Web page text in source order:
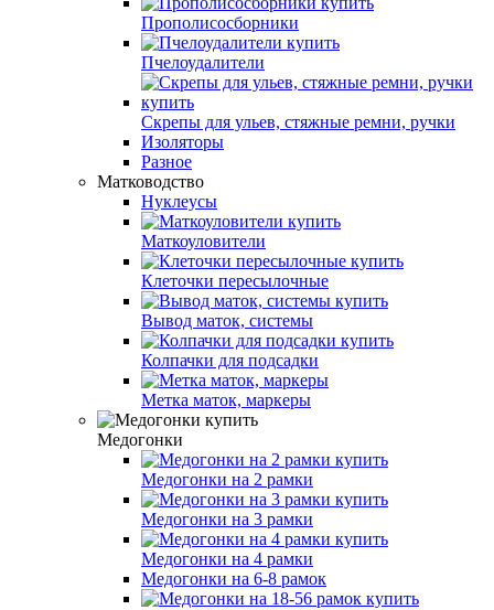
Прополисосборники
Пчелоудалители
Скрепы для ульев, стяжные ремни, ручки
Изоляторы
Разное
Матководство
Нуклеусы
Маткоуловители
Клеточки пересылочные
Вывод маток, системы
Колпачки для подсадки
Метка маток, маркеры
Медогонки
Медогонки на 2 рамки
Медогонки на 3 рамки
Медогонки на 4 рамки
Медогонки на 6-8 рамок